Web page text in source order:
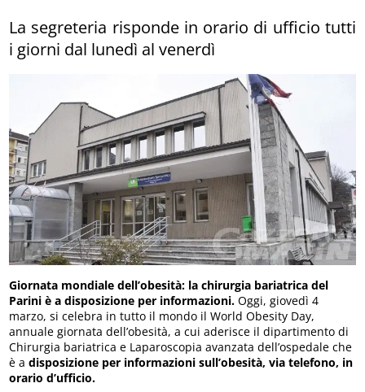
La segreteria risponde in orario di ufficio tutti
i giorni dal lunedì al venerdì
Giornata mondiale dell’obesità: la chirurgia bariatrica del
Parini è a disposizione per informazioni.Oggi, giovedì 4
marzo, si celebra in tutto il mondo il World Obesity Day,
annuale giornata dell’obesità, a cui aderisce il dipartimento di
Chirurgia bariatrica e Laparoscopia avanzata dell’ospedale che
è adisposizione per informazioni sull’obesità, via telefono, in
orario d’ufficio.